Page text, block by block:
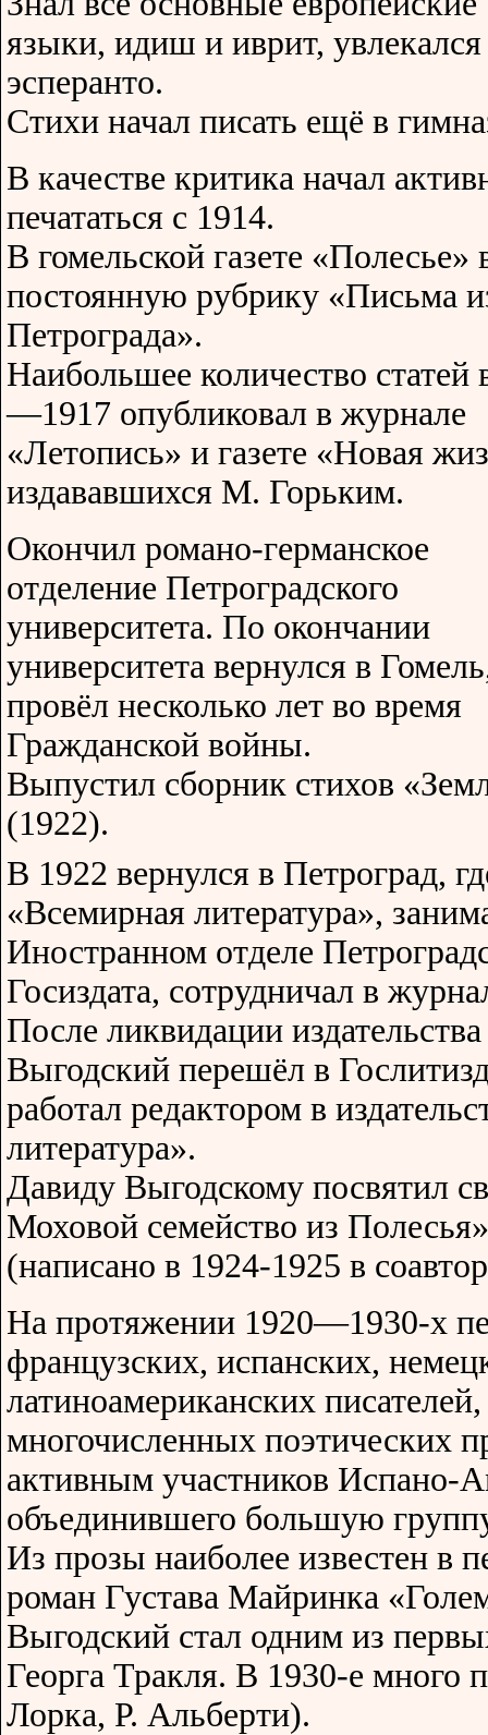
языки, идиш и иврит, увлекался
эсперанто.
Стихи начал писать ещё в
В качестве критика начал
печататься с 1914.
В гомельской газете «Полесье»
постоянную рубрику «Письма
Петрограда».
Наибольшее количество статей
—1917 опубликовал в журнале
«Летопись» и газете «Новая
издававшихся М. Горьким.
Окончил романо-германское
отделение Петроградского
университета. По окончании
университета вернулся в
провёл несколько лет во время
Гражданской войны.
Выпустил сборник стихов
(1922).
В 1922 вернулся в Петроград,
«Всемирная литература»,
Иностранном отделе
Госиздата, сотрудничал в
После ликвидации
Выгодский перешёл в
работал редактором в
литература».
Давиду Выгодскому посвятил
Моховой семейство из
(написано в 1924-1925 в
На протяжении 1920—1930-х
французских, испанских,
латиноамериканских
многочисленных поэтических
активным участников Испано-
объединившего большую
Из прозы наиболее известен в
роман Густава Майринка
Выгодский стал одним из
Георга Тракля. В 1930-е много
Лорка, Р. Альберти).